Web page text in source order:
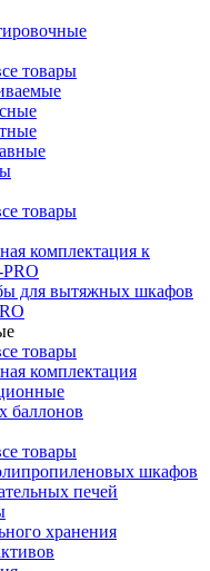
товары
товары
комплектация к
для вытяжных шкафов
товары
комплектация
баллонов
товары
шкафов
печей
хранения